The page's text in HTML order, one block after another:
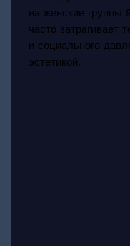
на женские
часто затрагивает
и социального
эстетикой.